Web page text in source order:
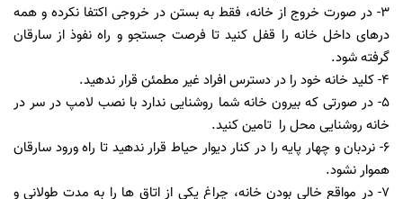
۳- در صورت خروج از خانه، فقط به بستن در خروجی اکتفا نکرده و همه
درهای داخل خانه را قفل کنید تا فرصت جستجو و راه نفوذ از سارقان
گرفته شود.
۴- کلید خانه خود را در دسترس افراد غیر مطمئن قرار ندهید.
۵- در صورتی که بیرون خانه شما روشنایی ندارد با نصب لامپ در سر در
خانه روشنایی محل را تامین کنید.
۶- نردبان و چهار پایه را در کنار دیوار حیاط قرار ندهید تا راه ورود سارقان
هموار نشود.
۷- در مواقع خالی بودن خانه، چراغ یکی از اتاق ها را به مدت طولانی و